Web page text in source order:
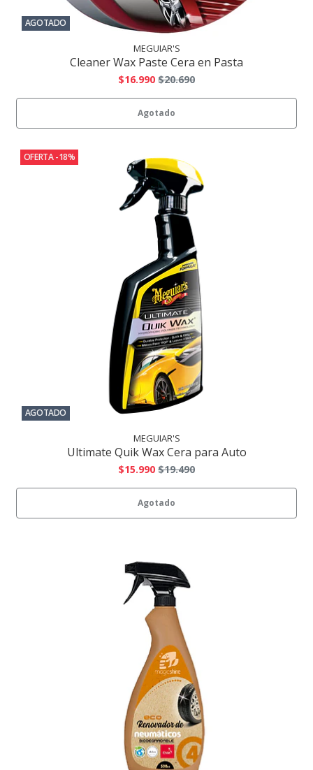
AGOTADO
MEGUIAR'S
Cleaner Wax Paste Cera en Pasta
$16.990 $20.690
Agotado
OFERTA -18%
AGOTADO
MEGUIAR'S
Ultimate Quik Wax Cera para Auto
$15.990 $19.490
Agotado